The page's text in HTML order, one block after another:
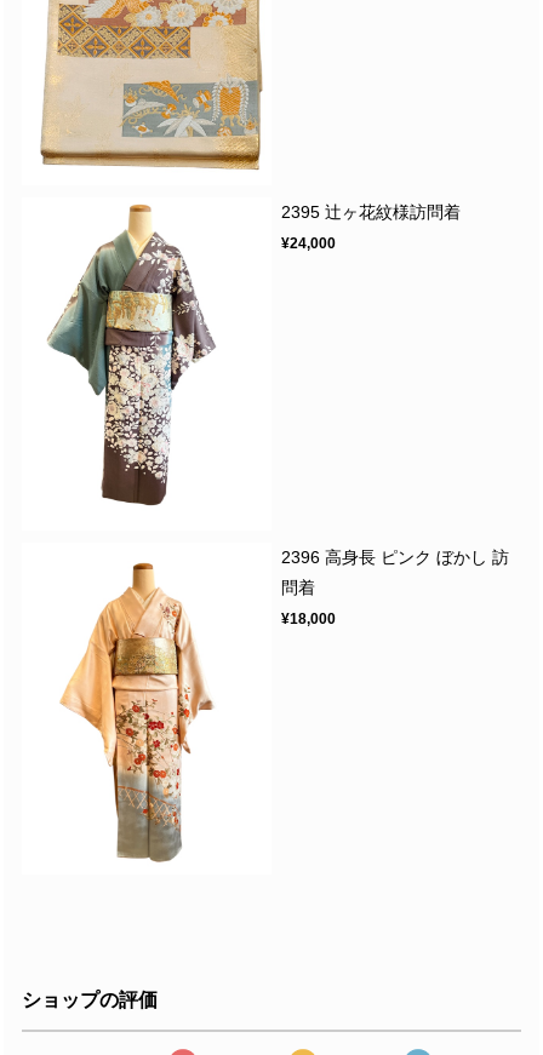
2395 辻ヶ花紋様訪問着
¥24,000
2396 高身長 ピンク ぼかし 訪
問着
¥18,000
ショップの評価